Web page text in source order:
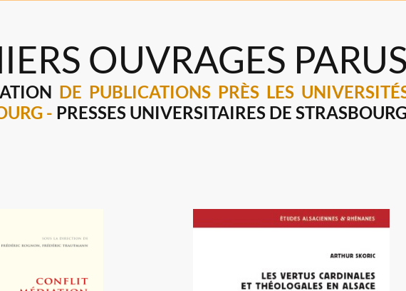
OUVRAGES PARUS
DE PUBLICATIONS PRÈS LES
- PRESSES UNIVERSITAIRES DE STRASBOURG